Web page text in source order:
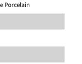
Porcelain